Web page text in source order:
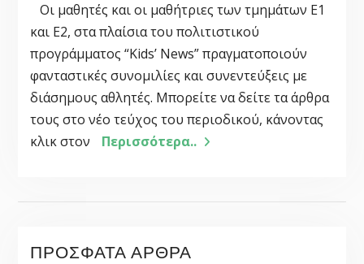
Οι μαθητές και οι μαθήτριες των τμημάτων Ε1
και Ε2, στα πλαίσια του πολιτιστικού
προγράμματος “Kids’ News” πραγματοποιούν
φανταστικές συνομιλίες και συνεντεύξεις με
διάσημους αθλητές. Μπορείτε να δείτε τα άρθρα
τους στο νέο τεύχος του περιοδικού, κάνοντας
κλικ στον
Περισσότερα..
ΠΡΌΣΦΑΤΑ ΆΡΘΡΑ